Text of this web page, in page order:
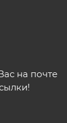
на почте